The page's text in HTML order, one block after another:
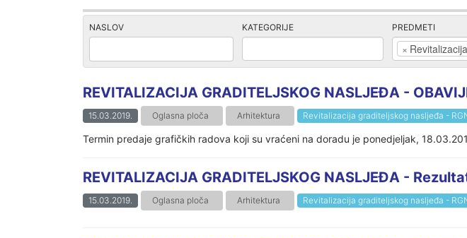
NASLOV KATEGORIJE PREDMETI
×
REVITALIZACIJA GRADITELJSKOG NASLJEĐA -
15.03.2019. Oglasna ploča Arhitektura Revitalizacija graditeljskog nasljeđa -
Termin predaje grafičkih radova koji su vraćeni na doradu je ponedjeljak,
REVITALIZACIJA GRADITELJSKOG NASLJEĐA -
15.03.2019. Oglasna ploča Arhitektura Revitalizacija graditeljskog nasljeđa -